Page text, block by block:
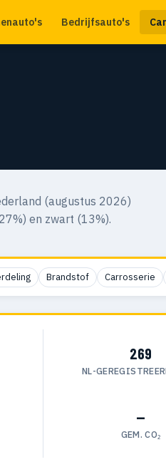
Bedrijfsauto's
(augustus 2026)
en zwart (13%).
Brandstof Carrosserie
269
NL-
—
GEM. CO₂